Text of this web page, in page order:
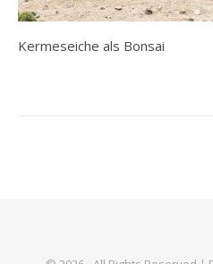
Kermeseiche als Bonsai